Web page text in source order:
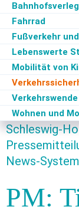
Fahrrad
Fußverkehr
Lebenswerte
Mobilität von
Wohnen und
Start·Themen·
"Elterntaxi stehen lassen!"
24.08.2023
Nord,
Schleswig-
News-
PM: